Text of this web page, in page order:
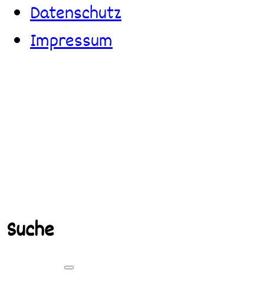
Datenschutz
Impressum
Suche